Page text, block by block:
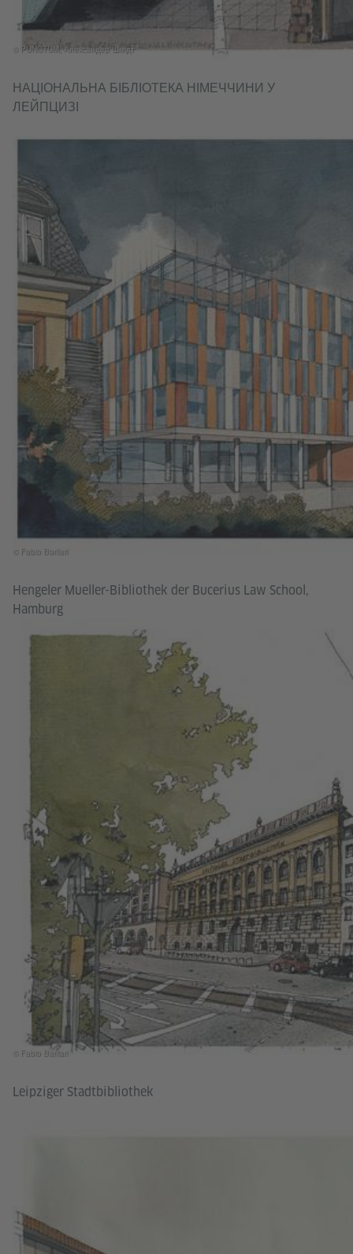
© PUNCTUM, Александер Шмідт
НАЦІОНАЛЬНА БІБЛІОТЕКА НІМЕЧЧИНИ У
ЛЕЙПЦИЗІ
© Fabio Barilari
Hengeler Mueller-Bibliothek der Bucerius Law School,
Hamburg
© Fabio Barilari
Leipziger Stadtbibliothek